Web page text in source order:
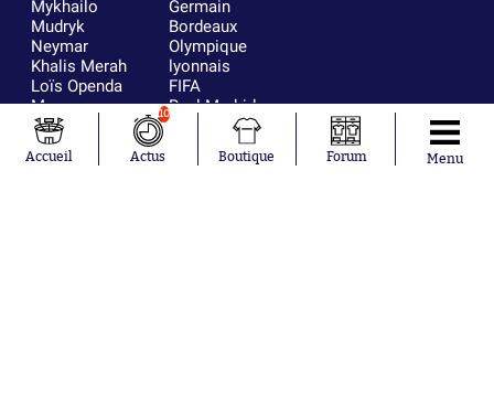
Mykhailo
Mudryk
Neymar
Khalis Merah
Loïs Openda
Moussa
Niakhaté
Nicolás
Tagliafico
Germain
Bordeaux
Olympique
lyonnais
FIFA
Real Madrid
RC Strasbourg
France
Accueil
10
Actus Boutique Forum Menu